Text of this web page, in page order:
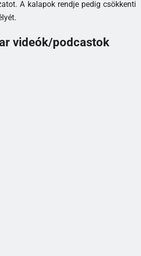
A kalapok rendje pedig csökkenti
videók/podcastok